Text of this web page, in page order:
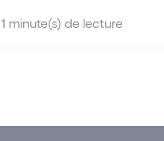
1 minute(s) de lecture